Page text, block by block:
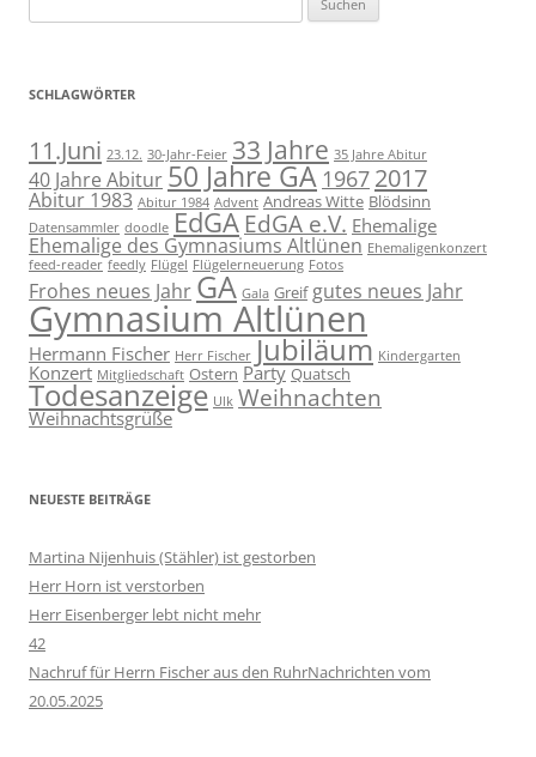
nach:
SCHLAGWÖRTER
11.Juni 23.12. 30-Jahr-Feier 33 Jahre 35 Jahre Abitur
40 Jahre Abitur 50 Jahre GA 1967 2017
Abitur 1983 Abitur 1984 Advent Andreas Witte Blödsinn
Datensammler doodle EdGA EdGA e.V. Ehemalige
Ehemalige des Gymnasiums Altlünen Ehemaligenkonzert
feed-reader feedly Flügel Flügelerneuerung Fotos
Frohes neues Jahr GA Gala Greif gutes neues Jahr
Gymnasium Altlünen
Hermann Fischer Herr Fischer Jubiläum Kindergarten
Konzert Mitgliedschaft Ostern Party Quatsch
Todesanzeige Ulk Weihnachten
Weihnachtsgrüße
NEUESTE BEITRÄGE
Martina Nijenhuis (Stähler) ist gestorben
Herr Horn ist verstorben
Herr Eisenberger lebt nicht mehr
42
Nachruf für Herrn Fischer aus den RuhrNachrichten vom
20.05.2025